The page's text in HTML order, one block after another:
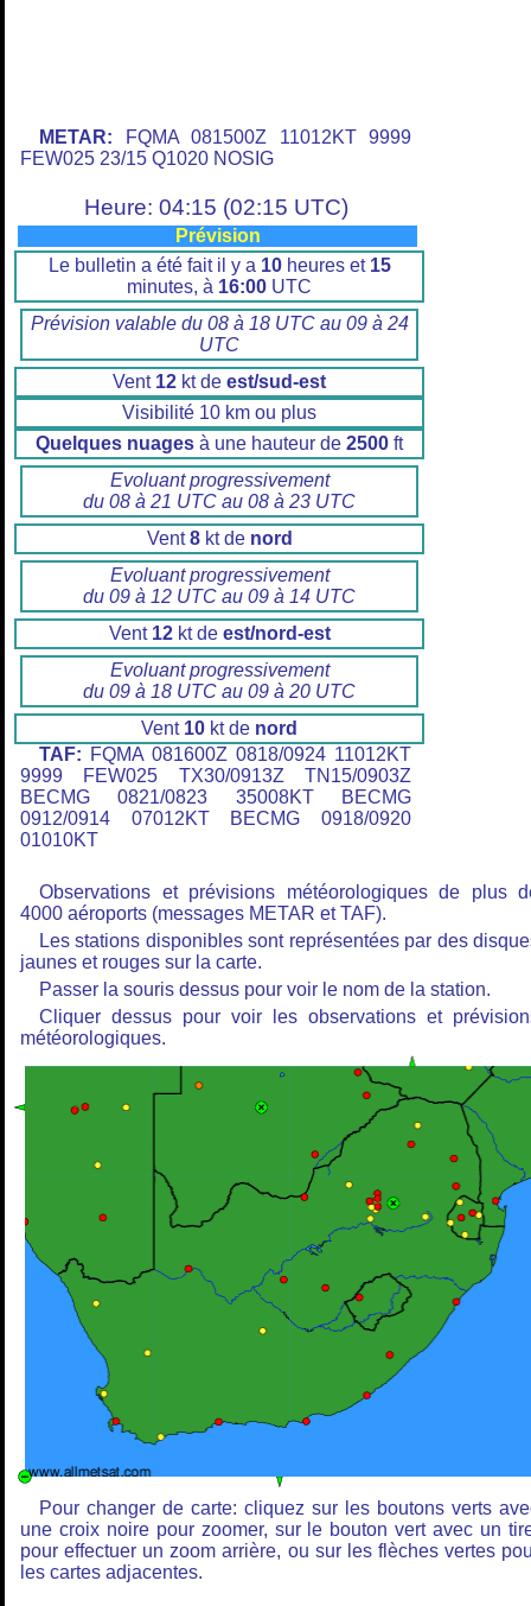
METAR: FQMA 081500Z 11012KT 9999
FEW025 23/15 Q1020 NOSIG
Heure: 04:15 (02:15 UTC)
Prévision
Le bulletin a été fait il y a 10heures et 15
minutes, à 16:00 UTC
Prévision valable du 08 à 18 UTC au 09 à 24
UTC
Vent 12 kt de est/sud-est
Visibilité 10 km ou plus
Quelques nuages à une hauteur de 2500 ft
Evoluant progressivement
du 08 à 21 UTC au 08 à 23 UTC
Vent8kt de nord
Evoluant progressivement
du 09 à 12 UTC au 09 à 14 UTC
Vent 12kt de est/nord-est
Evoluant progressivement
du 09 à 18 UTC au 09 à 20 UTC
Vent 10 kt de nord
TAF: FQMA 081600Z 0818/0924 11012KT
9999 FEW025 TX30/0913Z TN15/0903Z
BECMG 0821/0823 35008KT BECMG
0912/0914 07012KT BECMG 0918/0920
01010KT
Observations et prévisions météorologiques de plus
4000 aéroports (messages METAR et TAF).
Les stations disponibles sont représentées par des
jaunes et rouges sur la carte.
Passer la souris dessus pour voir le nom de la station.
Cliquer dessus pour voir les observations et
météorologiques.
Pour changer de carte: cliquez sur les boutons verts
une croix noire pour zoomer, sur le bouton vert avec un
pour effectuer un zoom arrière, ou sur les flèches vertes
les cartes adjacentes.